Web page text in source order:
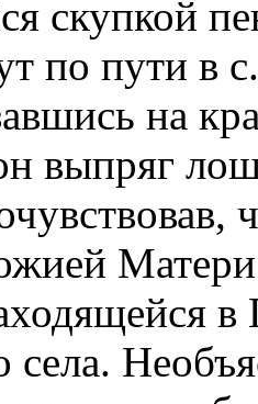
скупкой
по пути в
на
выпряг
Матери
в
села.